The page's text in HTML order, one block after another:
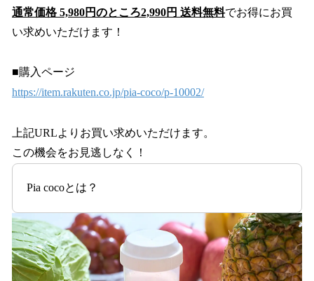
通常価格 5,980円のところ2,990円 送料無料でお得にお買
い求めいただけます！
■購入ページ
https://item.rakuten.co.jp/pia-coco/p-10002/
上記URLよりお買い求めいただけます。
この機会をお見逃しなく！
Pia cocoとは？